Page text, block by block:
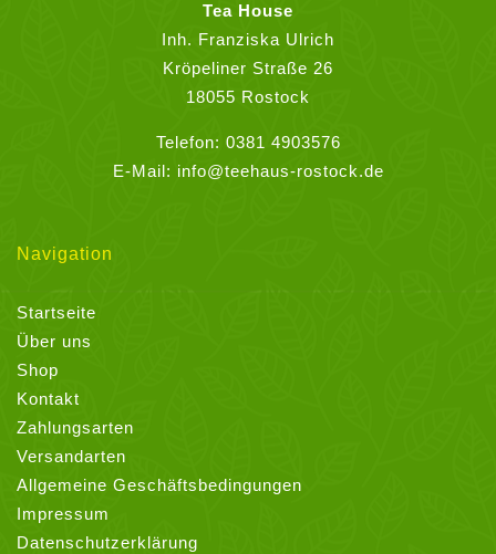
der
Produktseite
gewählt
Tea House
Inh. Franziska Ulrich
Kröpeliner Straße 26
18055 Rostock
Telefon: 0381 4903576
E-Mail: info@teehaus-rostock.de
Navigation
Startseite
Über uns
Shop
Kontakt
Zahlungsarten
Versandarten
Allgemeine Geschäftsbedingungen
Impressum
Datenschutzerklärung